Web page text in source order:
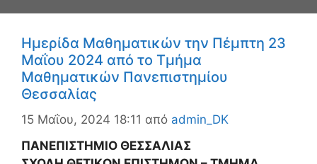
Hμερίδα Μαθηματικών την Πέμπτη 23
Μαΐου 2024 από το Τμήμα
Μαθηματικών Πανεπιστημίου
Θεσσαλίας
15 Μαΐου, 2024 18:11 από admin_DK
ΠΑΝΕΠΙΣΤΗΜΙΟ ΘΕΣΣΑΛΙΑΣ